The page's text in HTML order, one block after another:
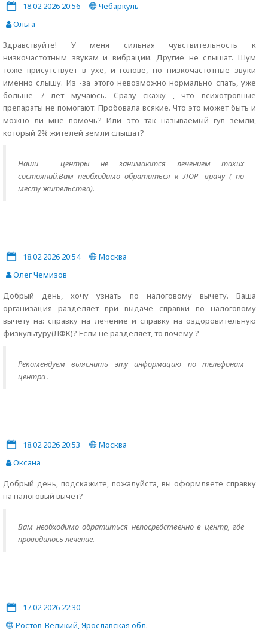
18.02.2026 20:56
Чебаркуль
Ольга
Здравствуйте! У меня сильная чувствительность к
низкочастотным звукам и вибрации. Другие не слышат. Шум
тоже присутствует в ухе, и голове, но низкочастотные звуки
именно слышу. Из -за этого невозможно нормально спать, уже
больше 7 лет мучаюсь. Сразу скажу , что психотропные
препараты не помогают. Пробовала всякие. Что это может быть и
можно ли мне помочь? Или это так называемый гул земли,
который 2% жителей земли слышат?
Наши центры не занимаются лечением таких
состояний.Вам необходимо обратиться к ЛОР -врачу ( по
месту жительства).
18.02.2026 20:54
Москва
Олег Чемизов
Добрый день, хочу узнать по налоговому вычету. Ваша
организация разделяет при выдаче справки по налоговому
вычету на: справку на лечение и справку на оздоровительную
физкультуру(ЛФК)? Если не разделяет, то почему ?
Рекомендуем выяснить эту информацию по телефонам
центра .
18.02.2026 20:53
Москва
Оксана
Добрый день, подскажите, пожалуйста, вы оформляете справку
на налоговый вычет?
Вам необходимо обратиться непосредственно в центр, где
проводилось лечение.
17.02.2026 22:30
Ростов-Великий, Ярославская обл.